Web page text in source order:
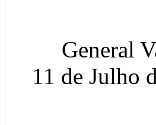
General
11 de Julho